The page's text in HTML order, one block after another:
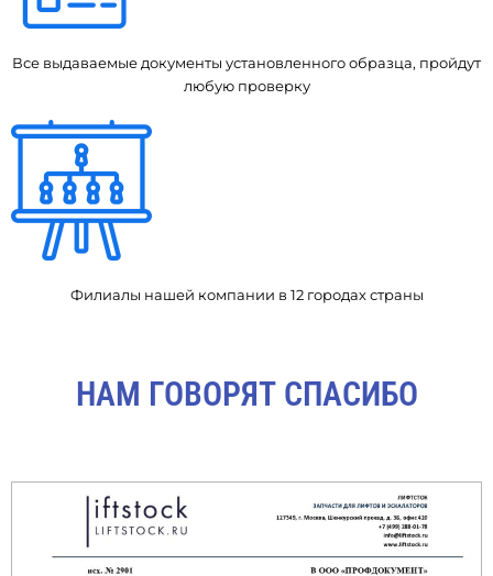
Все выдаваемые документы установленного образца, пройдут
любую проверку
Филиалы нашей компании в 12 городах страны
НАМ ГОВОРЯТ СПАСИБО